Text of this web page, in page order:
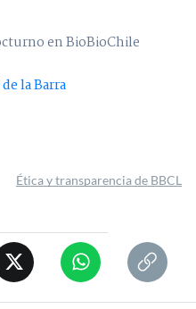
en BioBioChile
la Barra
Ética y transparencia de BBCL